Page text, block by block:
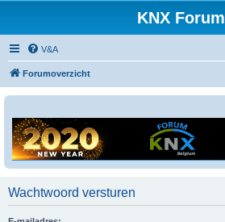
KNX Forum
V&A
Forumoverzicht
Wachtwoord versturen